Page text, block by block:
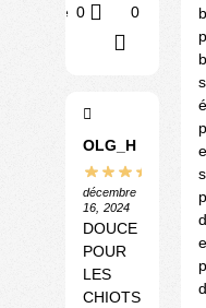
Utile 0 0
OLG_H
décembre
16, 2024
DOUCE
POUR
LES
CHIOTS